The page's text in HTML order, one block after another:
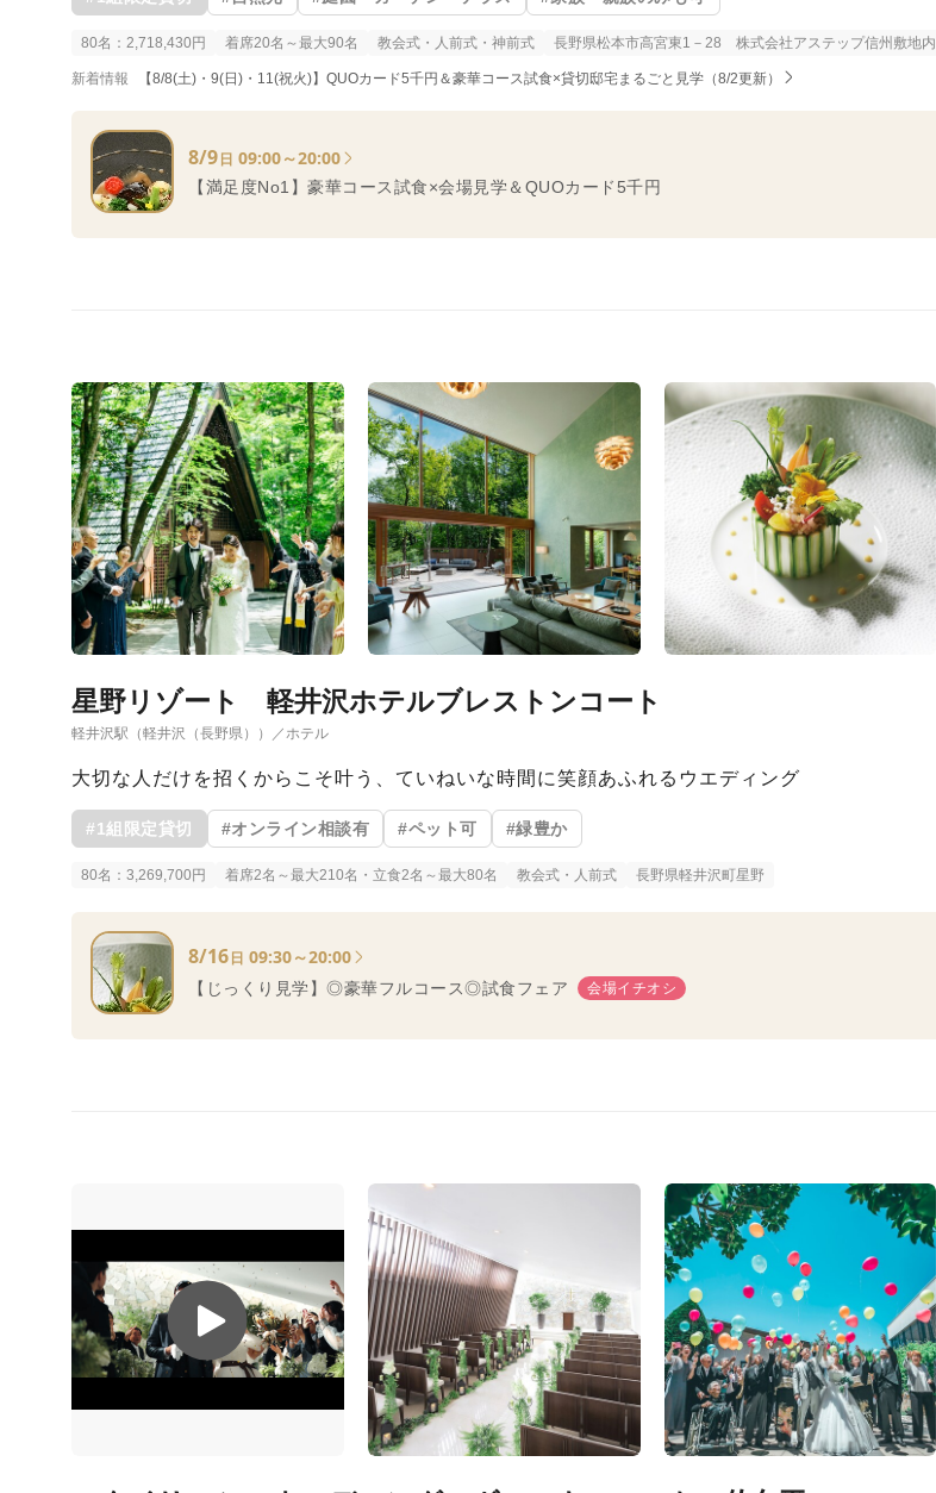
80名：2,718,430円 着席20名～最大90名 教会式・人前式・神前式 長野県松本市高宮東1－28 株式会社アステップ信州敷地内
新着情報 【8/8(土)・9(日)・11(祝火)】QUOカード5千円＆豪華コース試食×貸切邸宅まるごと見学（8/2更新）
8/9日 09:00～20:00
【満足度No1】豪華コース試食×会場見学＆QUOカード5千円
星野リゾート 軽井沢ホテルブレストンコート
軽井沢駅（軽井沢（長野県））／ホテル
大切な人だけを招くからこそ叶う、ていねいな時間に笑顔あふれるウエディング
#1組限定貸切 #オンライン相談有 #ペット可 #緑豊か
80名：3,269,700円 着席2名～最大210名・立食2名～最大80名 教会式・人前式 長野県軽井沢町星野
8/16日 09:30～20:00
【じっくり見学】◎豪華フルコース◎試食フェア 会場イチオシ